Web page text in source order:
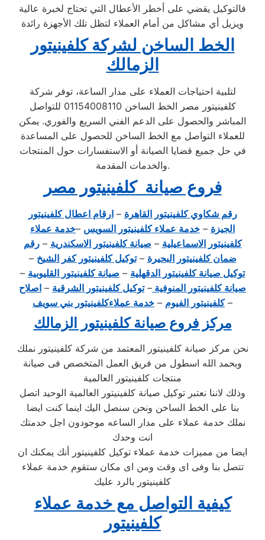
فالتوكيل يقضي على أخطر الأعطال التي تحتاج لخبرة عالية
ويزيل أي مشاكل من أمام العملاء لتظل تلك الأجهزة رائدة
الخط الساخن لشركة كلفينيتور
الزمالك
لتلبية احتياجات العملاء على مدار الساعة، توفر شركة
كلفينيتور مصر الخط الساخن 01154008110 للتواصل
المباشر والحصول على الدعم الفني السريع والفوري. يمكن
للعملاء التواصل مع الخط الساخن للحصول على المساعدة
في حل جميع قضايا الصيانة أو الاستفسارات حول المنتجات
والخدمات المقدمة.
فروع صيانة كلفينيتور مصر
رقم شكاوي كلفينيتور القاهرة –ارقام اعطال كلفينيتور
الجيزة – خدمة عملاء كلفينيتور السويس –خدمة عملاء
كلفينيتور الاسماعيلية – صيانة كلفينيتور الاسكندرية –رقم
ضمان كلفينيتور البحيرة –توكيل كلفينيتور كفر الشيخ –
توكيل صيانة كلفينيتور الدقهلية – صيانة كلفينيتور القليوبية –
صيانة كلفينيتور المنوفية –توكيل كلفينيتور الشرقية – اصلاح
كلفينيتور الفيوم – خدمة عملاءكلفينيتور بني سويف –
مركز فروع صيانة كلفينيتور الزمالك
نحن مركز صيانة كلفينيتور المعتمد من شركة كلفينيتور نملك
وبحمد الله اسطول من فريق العمل المتخصص فى صيانة
منتجات كلفينيتور العالمية
وذلك لاننا نعتبر توكيل صيانة كلفينيتور العالمية الوحيد اتصل
بنا على الخط الساخن ونحن سنصل اليك اينما كنت ايضا
نملك خدمة عملاء على مدار الساعه موجودون اجل خدمتك
انت وحدك
ايضا من مميزات خدمة عملاء توكيل كلفينيتور أنك يمكنك ان
تتصل بنا وفى اى وقت ومن اى مكان ستقوم خدمة عملاء
كلفينيتور بالرد عليك
كيفية التواصل مع خدمة عملاء
كلفينيتور